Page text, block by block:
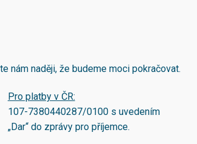
nám naději, že budeme moci pokračovat.
Pro platby v ČR:
107-7380440287/0100s uvedením
„Dar“ do zprávy pro příjemce.